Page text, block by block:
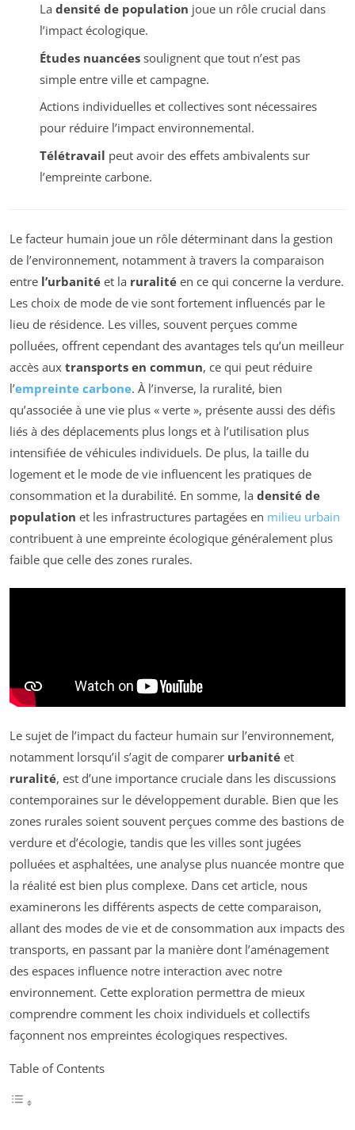
La densité de population joue un rôle crucial dans
l’impact écologique.
Études nuancéessoulignent que tout n’est pas
simple entre ville et campagne.
Actions individuelles et collectives sont nécessaires
pour réduire l’impact environnemental.
Télétravail peut avoir des effets ambivalents sur
l’empreinte carbone.
Le facteur humain joue un rôle déterminant dans la gestion
de l’environnement, notamment à travers la comparaison
entre l’urbanité et la ruralité en ce qui concerne la verdure.
Les choix de mode de vie sont fortement influencés par le
lieu de résidence. Les villes, souvent perçues comme
polluées, offrent cependant des avantages tels qu’un meilleur
accès aux transports en commun, ce qui peut réduire
l’empreinte carbone. À l’inverse, la ruralité, bien
qu’associée à une vie plus « verte », présente aussi des défis
liés à des déplacements plus longs et à l’utilisation plus
intensifiée de véhicules individuels. De plus, la taille du
logement et le mode de vie influencent les pratiques de
consommation et la durabilité. En somme, la densité de
population et les infrastructures partagées en milieu urbain
contribuent à une empreinte écologique généralement plus
faible que celle des zones rurales.
Le sujet de l’impact du facteur humain sur l’environnement,
notamment lorsqu’il s’agit de comparer urbanité et
ruralité, est d’une importance cruciale dans les discussions
contemporaines sur le développement durable. Bien que les
zones rurales soient souvent perçues comme des bastions de
verdure et d’écologie, tandis que les villes sont jugées
polluées et asphaltées, une analyse plus nuancée montre que
la réalité est bien plus complexe. Dans cet article, nous
examinerons les différents aspects de cette comparaison,
allant des modes de vie et de consommation aux impacts des
transports, en passant par la manière dont l’aménagement
des espaces influence notre interaction avec notre
environnement. Cette exploration permettra de mieux
comprendre comment les choix individuels et collectifs
façonnent nos empreintes écologiques respectives.
Table of Contents